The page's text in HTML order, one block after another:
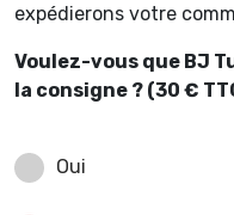
expédierons votre
Voulez-vous que BJ
la consigne ? (30 €
Oui